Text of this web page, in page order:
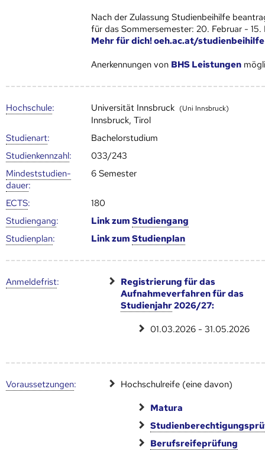
Nach der Zulassung Studienbeihilfe
für das Sommersemester: 20. Februar - 15.
Mehr für dich! oeh.ac.at/studienbeihilfe
Anerkennungen von BHS Leistungen
Hoch­schule: Universität Innsbruck (Uni Innsbruck)
Innsbruck, Tirol
Studienart:
Bachelorstudium
Studien­kenn­zahl:
033/243
Mindest­studien­
dauer:
6 Semester
ECTS:
180
Studien­gang: Link zumStudien­gang
Studien­plan: Link zumStudien­plan
Anmelde­frist:
Registrierung für das
Aufnahmeverfahren für das
Studienjahr2026/27:
01.03.2026 - 31.05.2026
Voraus­setzungen: Hochschulreife (eine davon)
Matura
Berufsreifeprüfung